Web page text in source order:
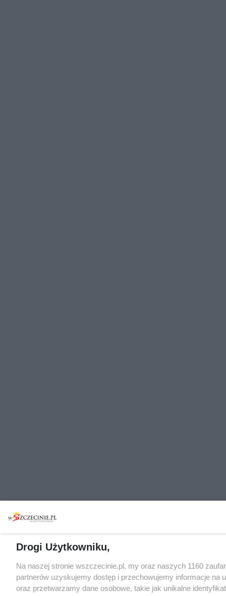
Drogi Użytkowniku,
Na naszej stronie wszczecinie.pl, my oraz naszych 1160
partnerów uzyskujemy dostęp i przechowujemy informacje na
oraz przetwarzamy dane osobowe, takie jak unikalne